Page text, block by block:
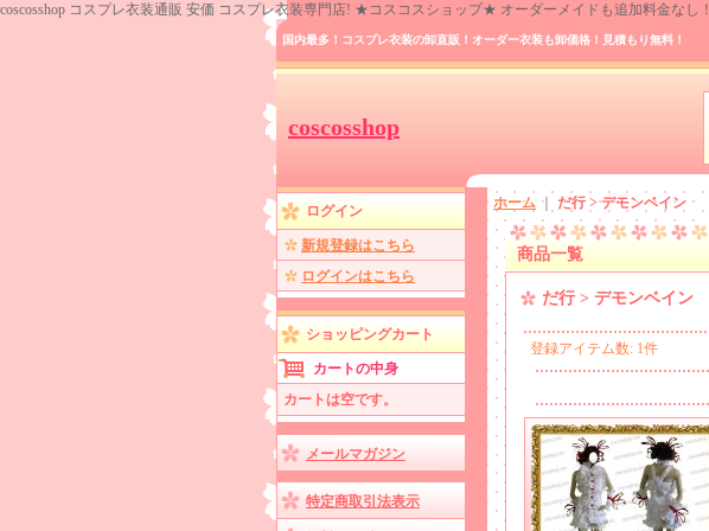
coscosshop コスプレ衣装通販 安価 コスプレ衣装専門店! ★コスコスショップ★ オーダーメイドも追加料金なし！
国内最多！コスプレ衣装の卸直販！オーダー衣装も卸価格！見積もり無料！
coscosshop
ログイン
新規登録はこちら
ログインはこちら
ショッピングカート
カートの中身
カートは空です。
メールマガジン
特定商取引法表示
ホーム ｜ だ行 > デモンベイン
商品一覧
だ行 > デモンベイン
登録アイテム数: 1件